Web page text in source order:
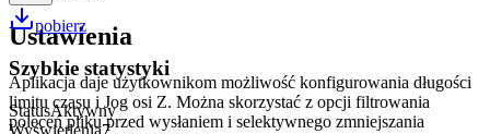
Ustawienia
Aplikacja daje użytkownikom możliwość konfigurowania długości
limitu czasu i Jog osi Z. Można skorzystać z opcji filtrowania
poleceń pliku przed wysłaniem i selektywnego zmniejszania
pobierz
Szybkie statystyki
StatusAktywny
Wyświetlenia7